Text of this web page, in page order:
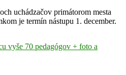
uchádzačov primátorom mesta
je termín nástupu 1. december.
vyše 70 pedagógov + foto a